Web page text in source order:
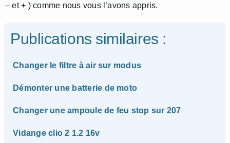
– et + ) comme nous vous l’avons appris.
Publications similaires :
Changer le filtre à air sur modus
Démonter une batterie de moto
Changer une ampoule de feu stop sur 207
Vidange clio 2 1.2 16v